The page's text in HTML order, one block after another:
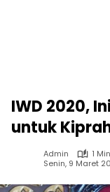
IWD 2020,
untuk
Admin
1
Senin, 9 Maret